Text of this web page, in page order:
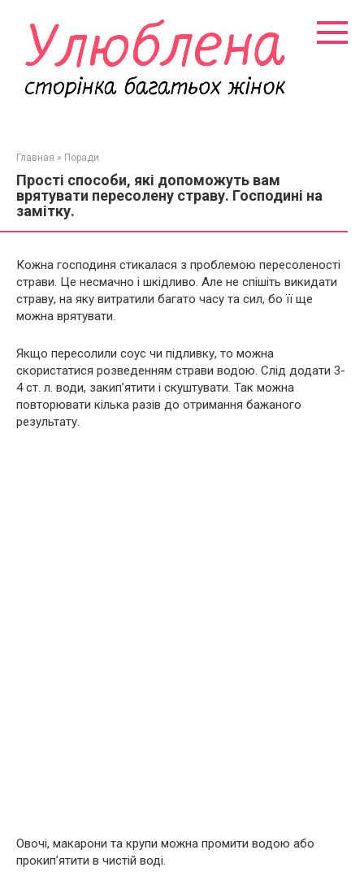
контенту
Главная » Поради
Прості способи, які допоможуть вам
врятувати пересолену страву. Господині на
замітку.
Кожна господиня стикалася з проблемою пересоленості
страви. Це несмачно і шкідливо. Але не спішіть викидати
страву, на яку витратили багато часу та сил, бо її ще
можна врятувати.
Якщо пересолили соус чи підливку, то можна
скористатися розведенням страви водою. Слід додати 3-
4 ст. л. води, закип’ятити і скуштувати. Так можна
повторювати кілька разів до отримання бажаного
результату.
Овочі, макарони та крупи можна промити водою або
прокип’ятити в чистій воді.